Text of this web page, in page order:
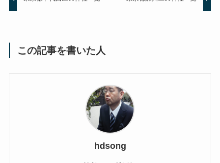
この記事を書いた人
hdsong